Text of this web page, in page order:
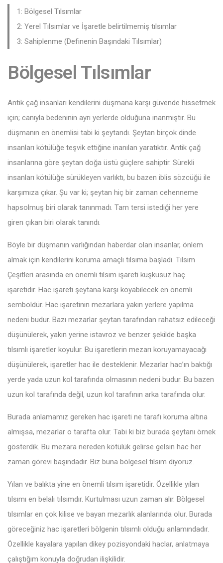
1: Bölgesel Tılsımlar
2: Yerel Tılsımlar ve İşaretle belirtilmemiş tılsımlar
3: Sahiplenme (Definenin Başındaki Tılsımlar)
Bölgesel Tılsımlar
Antik çağ insanları kendilerini düşmana karşı güvende hissetmek
için; canıyla bedeninin ayrı yerlerde olduğuna inanmıştır. Bu
düşmanın en önemlisi tabi ki şeytandı. Şeytan birçok dinde
insanları kötülüğe teşvik ettiğine inanılan yaratıktır. Antik çağ
insanlarına göre şeytan doğa üstü güçlere sahiptir. Sürekli
insanları kötülüğe sürükleyen varlıktı, bu bazen iblis sözcüğü ile
karşımıza çıkar. Şu var ki; şeytan hiç bir zaman cehenneme
hapsolmuş biri olarak tanınmadı. Tam tersi istediği her yere
giren çıkan biri olarak tanındı.
Böyle bir düşmanın varlığından haberdar olan insanlar, önlem
almak için kendilerini koruma amaçlı tılsıma başladı. Tılsım
Çeşitleri arasında en önemli tılsım işareti kuşkusuz haç
işaretidir. Hac işareti şeytana karşı koyabilecek en önemli
semboldür. Hac işaretinin mezarlara yakın yerlere yapılma
nedeni budur. Bazı mezarlar şeytan tarafından rahatsız edileceği
düşünülerek, yakın yerine istavroz ve benzer şekilde başka
tılsımlı işaretler koyulur. Bu işaretlerin mezarı koruyamayacağı
düşünülerek, işaretler hac ile desteklenir. Mezarlar hac’ın baktığı
yerde yada uzun kol tarafında olmasının nedeni budur. Bu bazen
uzun kol tarafında değil, uzun kol tarafının arka tarafında olur.
Burada anlamamız gereken hac işareti ne tarafı koruma altına
almışsa, mezarlar o tarafta olur. Tabi ki biz burada şeytanı örnek
gösterdik. Bu mezara nereden kötülük gelirse gelsin hac her
zaman görevi başındadır. Biz buna bölgesel tılsım diyoruz.
Yılan ve balıkta yine en önemli tılsım işaretidir. Özellikle yılan
tılsımı en belalı tılsımdır. Kurtulması uzun zaman alır. Bölgesel
tılsımlar en çok kilise ve bayan mezarlık alanlarında olur. Burada
göreceğiniz hac işaretleri bölgenin tılsımlı olduğu anlamındadır.
Özellikle kayalara yapılan dikey pozisyondaki haclar, anlatmaya
çalıştığım konuyla doğrudan ilişkilidir.